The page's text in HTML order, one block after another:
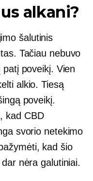
alkani?
šalutinis
Tačiau nebuvo
poveikį. Vien
alkio. Tiesą
poveikį.
kad CBD
svorio netekimo
kad šio
nėra galutiniai.